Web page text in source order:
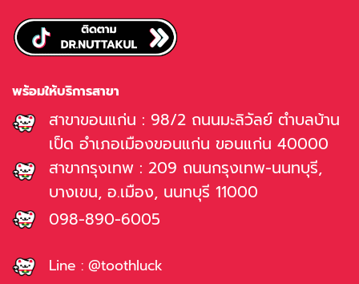
พร้อมให้บริการสาขา
สาขาขอนแก่น : 98/2 ถนนมะลิวัลย์ ตำบลบ้าน
เป็ด อำเภอเมืองขอนแก่น ขอนแก่น 40000
สาขากรุงเทพ : 209 ถนนกรุงเทพ-นนทบุรี,
บางเขน, อ.เมือง, นนทบุรี 11000
098-890-6005
Line : @toothluck